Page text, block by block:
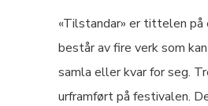
«Tilstandar» er tittelen på
består av fire verk som
samla eller kvar for seg.
urframført på festivalen.